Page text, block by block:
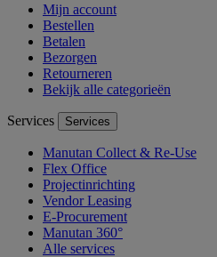
Mijn account
Bestellen
Betalen
Bezorgen
Retourneren
Bekijk alle categorieën
Services Services
Manutan Collect & Re-Use
Flex Office
Projectinrichting
Vendor Leasing
E-Procurement
Manutan 360°
Alle services